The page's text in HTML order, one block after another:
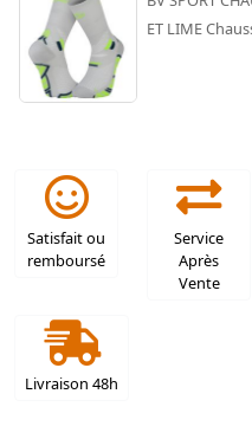
ET LIME
Satisfait ou
remboursé
Service
Après
Vente
Livraison 48h